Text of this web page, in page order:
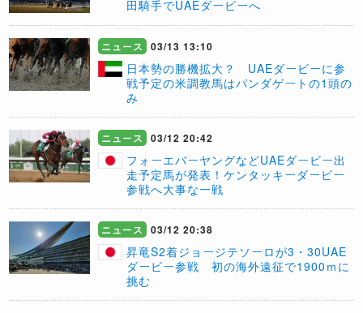
田騎手でUAEダービーへ
ニュース 03/13 13:10
日本勢の勝機拡大？ UAEダービーに参
戦予定の米調教馬はパンダゲートの1頭の
み
ニュース 03/12 20:42
フォーエバーヤングなどUAEダービー出
走予定馬が発表！ケンタッキーダービー
参戦へ大事な一戦
ニュース 03/12 20:38
昇竜S2着ジョージテソーロが3・30UAE
ダービー参戦 初の海外遠征で1900ｍに
挑む